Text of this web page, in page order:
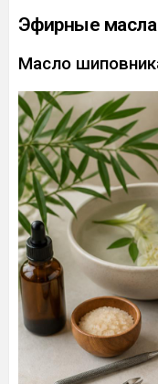
Эфирные
Масло